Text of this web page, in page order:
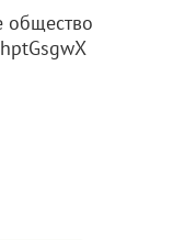
общество